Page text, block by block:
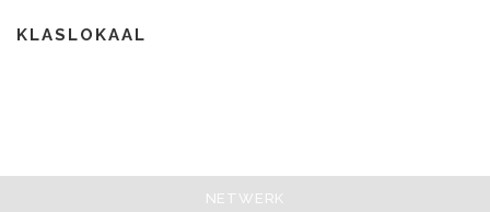
KLASLOKAAL
NETWERK